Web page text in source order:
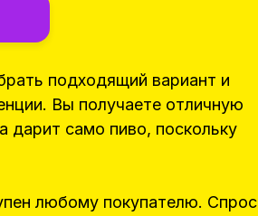
подходящий вариант и
Вы получаете отличную
само пиво, поскольку
любому покупателю. Спрос